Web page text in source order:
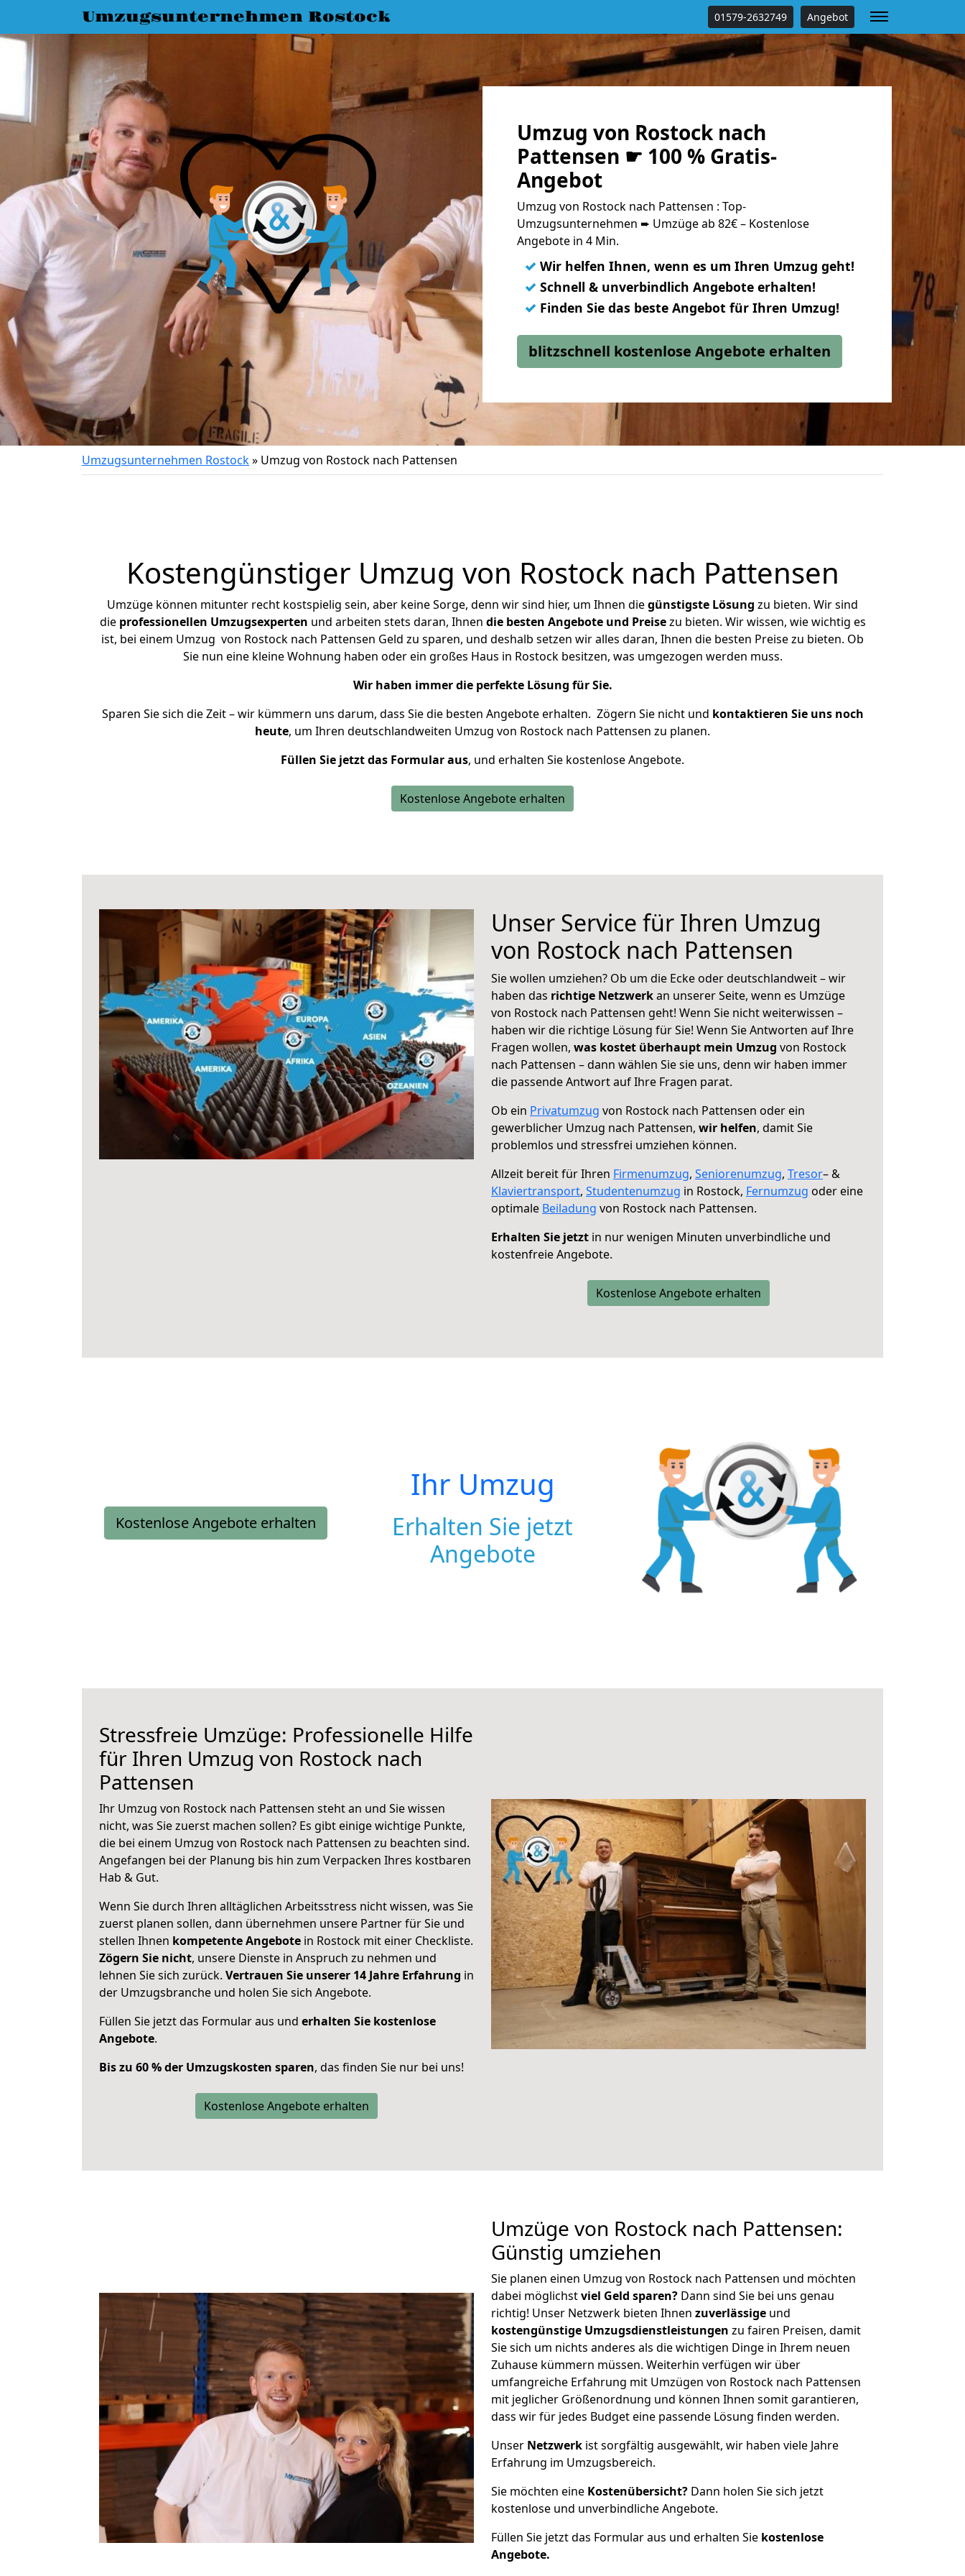
Umzugsunternehmen Rostock 01579-2632749 Angebot
Umzug von Rostock nach
Pattensen ☛ 100 % Gratis-
Angebot
Umzug von Rostock nach Pattensen : Top-
Umzugsunternehmen ➨ Umzüge ab 82€ – Kostenlose
Angebote in 4 Min.
✓ Wir helfen Ihnen, wenn es um Ihren Umzug geht!
✓ Schnell & unverbindlich Angebote erhalten!
✓ Finden Sie das beste Angebot für Ihren Umzug!
blitzschnell kostenlose Angebote erhalten
Umzugsunternehmen Rostock» Umzug von Rostock nach Pattensen
Kostengünstiger Umzug von Rostock nach Pattensen
Umzüge können mitunter recht kostspielig sein, aber keine Sorge, denn wir sind hier, um Ihnen diegünstigste Lösung zu bieten. Wir sind
die professionellen Umzugsexperten und arbeiten stets daran, Ihnen die besten Angebote und Preisezu bieten. Wir wissen, wie wichtig es
ist, bei einem Umzug von Rostock nach Pattensen Geld zu sparen, und deshalb setzen wir alles daran, Ihnen die besten Preise zu bieten. Ob
Sie nun eine kleine Wohnung haben oder ein großes Haus in Rostock besitzen, was umgezogen werden muss.
Wir haben immer die perfekte Lösung für Sie.
Sparen Sie sich die Zeit – wir kümmern uns darum, dass Sie die besten Angebote erhalten. Zögern Sie nicht und kontaktieren Sie uns noch
heute, um Ihren deutschlandweiten Umzug von Rostock nach Pattensen zu planen.
Füllen Sie jetzt das Formular aus, und erhalten Sie kostenlose Angebote.
Kostenlose Angebote erhalten
Unser Service für Ihren Umzug
von Rostock nach Pattensen
Sie wollen umziehen? Ob um die Ecke oder deutschlandweit – wir
haben das richtige Netzwerkan unserer Seite, wenn es Umzüge
von Rostock nach Pattensen geht! Wenn Sie nicht weiterwissen –
haben wir die richtige Lösung für Sie! Wenn Sie Antworten auf Ihre
Fragen wollen, was kostet überhaupt mein Umzug von Rostock
nach Pattensen – dann wählen Sie sie uns, denn wir haben immer
die passende Antwort auf Ihre Fragen parat.
Ob ein Privatumzug von Rostock nach Pattensen oder ein
gewerblicher Umzug nach Pattensen, wir helfen, damit Sie
problemlos und stressfrei umziehen können.
Allzeit bereit für Ihren Firmenumzug, Seniorenumzug, Tresor– &
Klaviertransport, Studentenumzug in Rostock, Fernumzug oder eine
optimale Beiladung von Rostock nach Pattensen.
Erhalten Sie jetzt in nur wenigen Minuten unverbindliche und
kostenfreie Angebote.
Kostenlose Angebote erhalten
Kostenlose Angebote erhalten
Ihr Umzug
Erhalten Sie jetzt
Angebote
Stressfreie Umzüge: Professionelle Hilfe
für Ihren Umzug von Rostock nach
Pattensen
Ihr Umzug von Rostock nach Pattensen steht an und Sie wissen
nicht, was Sie zuerst machen sollen? Es gibt einige wichtige Punkte,
die bei einem Umzug von Rostock nach Pattensen zu beachten sind.
Angefangen bei der Planung bis hin zum Verpacken Ihres kostbaren
Hab & Gut.
Wenn Sie durch Ihren alltäglichen Arbeitsstress nicht wissen, was Sie
zuerst planen sollen, dann übernehmen unsere Partner für Sie und
stellen Ihnen kompetente Angebote in Rostock mit einer Checkliste.
Zögern Sie nicht, unsere Dienste in Anspruch zu nehmen und
lehnen Sie sich zurück. Vertrauen Sie unserer 14 Jahre Erfahrung in
der Umzugsbranche und holen Sie sich Angebote.
Füllen Sie jetzt das Formular aus und erhalten Sie kostenlose
Angebote.
Bis zu 60 % der Umzugskosten sparen, das finden Sie nur bei uns!
Kostenlose Angebote erhalten
Umzüge von Rostock nach Pattensen:
Günstig umziehen
Sie planen einen Umzug von Rostock nach Pattensen und möchten
dabei möglichstviel Geld sparen? Dann sind Sie bei uns genau
richtig! Unser Netzwerk bieten Ihnen zuverlässige und
kostengünstige Umzugsdienstleistungen zu fairen Preisen, damit
Sie sich um nichts anderes als die wichtigen Dinge in Ihrem neuen
Zuhause kümmern müssen. Weiterhin verfügen wir über
umfangreiche Erfahrung mit Umzügen von Rostock nach Pattensen
mit jeglicher Größenordnung und können Ihnen somit garantieren,
dass wir für jedes Budget eine passende Lösung finden werden.
Unser Netzwerk ist sorgfältig ausgewählt, wir haben viele Jahre
Erfahrung im Umzugsbereich.
Sie möchten eine Kostenübersicht? Dann holen Sie sich jetzt
kostenlose und unverbindliche Angebote.
Füllen Sie jetzt das Formular aus und erhalten Sie kostenlose
Angebote.